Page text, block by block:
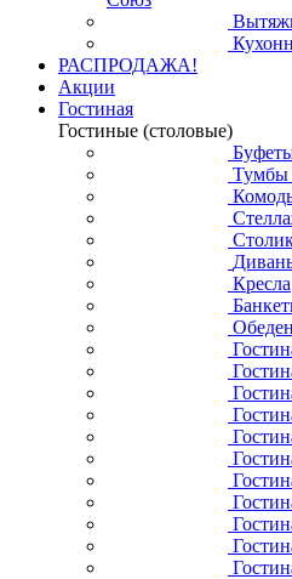
РАСПРОДАЖА!
Акции
Гостиная
Гостиные (столовые)
Кресла